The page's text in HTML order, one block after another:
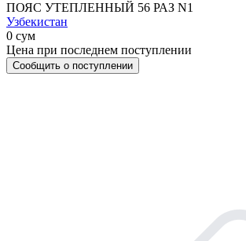
ПОЯС УТЕПЛЕННЫЙ 56 РАЗ N1
Узбекистан
0 сум
Цена при последнем поступлении
Сообщить о поступлении